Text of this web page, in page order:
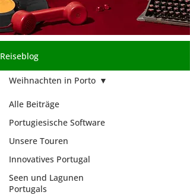
Reiseblog
Alle Beiträge
Portugiesische Software
Unsere Touren
Innovatives Portugal
Seen und Lagunen
Portugals
Weihnachten in Porto